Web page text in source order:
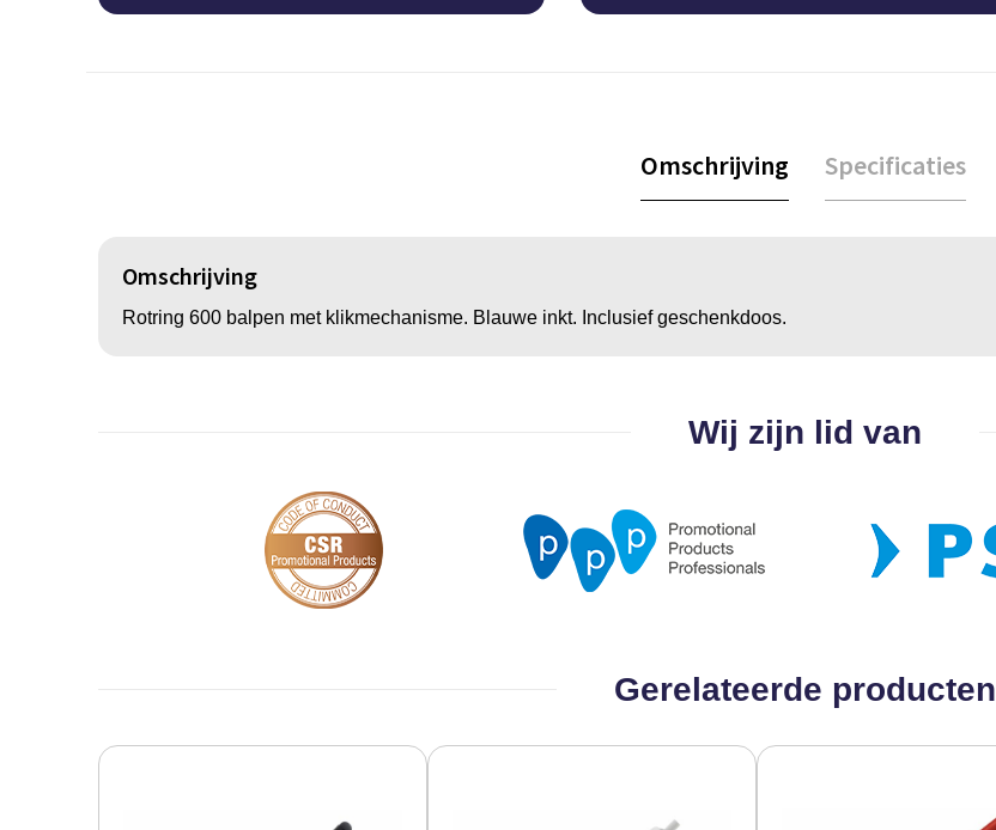
Omschrijving Specificaties
Omschrijving
Rotring 600 balpen met klikmechanisme. Blauwe inkt. Inclusief geschenkdoos.
Wij zijn lid van
Gerelateerde producten